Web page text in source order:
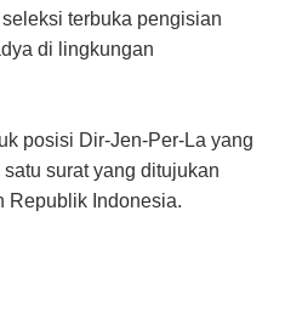
terbuka pengisian
di lingkungan
posisi Dir-Jen-Per-La yang
surat yang ditujukan
Republik Indonesia.